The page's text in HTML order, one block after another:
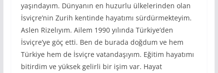
yaşındayım. Dünyanın en huzurlu ülkelerinden olan
İsviçre’nin Zurih kentinde hayatımı sürdürmekteyim.
Aslen Rizelıyım. Ailem 1990 yılında Türkiye’den
İsviçre’ye göç etti. Ben de burada doğdum ve hem
Türkiye hem de İsviçre vatandaşıyım. Eğitim hayatımı
bitirdim ve yüksek gelirli bir işim var. Hayat